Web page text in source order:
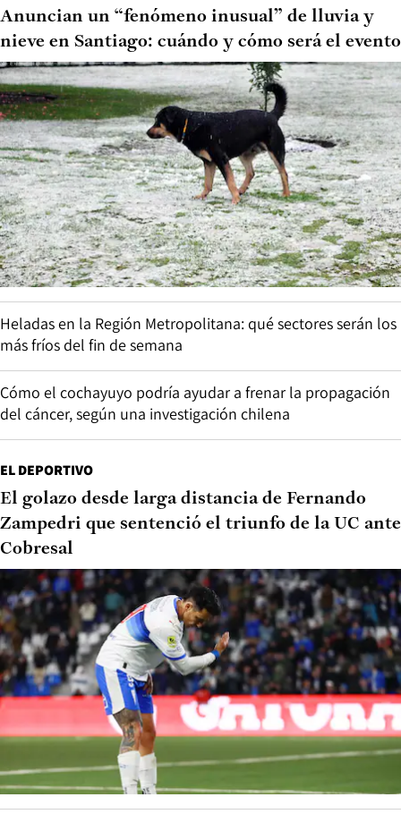
Anuncian un “fenómeno inusual” de lluvia y
nieve en Santiago: cuándo y cómo será el evento
Heladas en la Región Metropolitana: qué sectores serán los
más fríos del fin de semana
Cómo el cochayuyo podría ayudar a frenar la propagación
del cáncer, según una investigación chilena
EL DEPORTIVO
El golazo desde larga distancia de Fernando
Zampedri que sentenció el triunfo de la UC ante
Cobresal